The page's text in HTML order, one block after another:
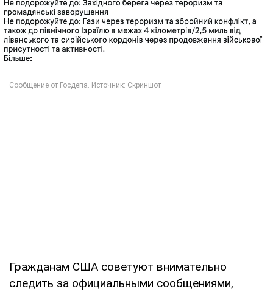
Гражданам США советуют внимательно
следить за официальными сообщениями,